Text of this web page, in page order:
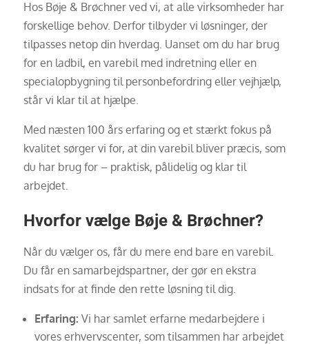
Hos Bøje & Brøchner ved vi, at alle virksomheder har
forskellige behov. Derfor tilbyder vi løsninger, der
tilpasses netop din hverdag. Uanset om du har brug
for en ladbil, en varebil med indretning eller en
specialopbygning til personbefordring eller vejhjælp,
står vi klar til at hjælpe.
Med næsten 100 års erfaring og et stærkt fokus på
kvalitet sørger vi for, at din varebil bliver præcis, som
du har brug for – praktisk, pålidelig og klar til
arbejdet.
Hvorfor vælge Bøje & Brøchner?
Når du vælger os, får du mere end bare en varebil.
Du får en samarbejdspartner, der gør en ekstra
indsats for at finde den rette løsning til dig.
Erfaring: Vi har samlet erfarne medarbejdere i
vores erhvervscenter, som tilsammen har arbejdet